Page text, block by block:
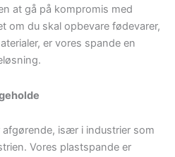
at gå på kompromis med
om du skal opbevare fødevarer,
er vores spande en
især i industrier som
Vores plastspande er